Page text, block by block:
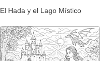
El Hada y el Lago Místico